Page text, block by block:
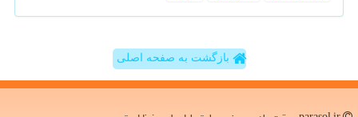
بازگشت به صفحه اصلی